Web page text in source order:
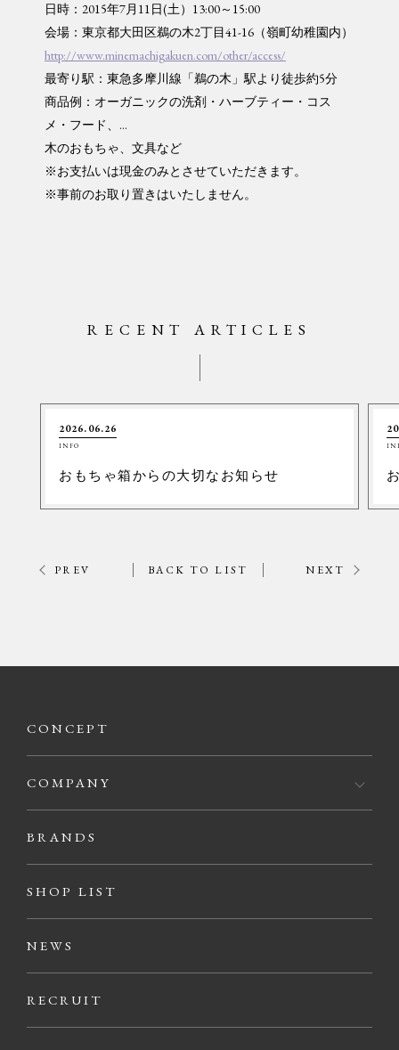
日時：2015年7月11日(土）13:00～15:00
会場：東京都大田区鵜の木2丁目41-16（嶺町幼稚園内）
http://www.minemachigakuen.com/other/access/
最寄り駅：東急多摩川線「鵜の木」駅より徒歩約5分
商品例：オーガニックの洗剤・ハーブティー・コス
メ・フード、 …
木のおもちゃ、文具など
※お支払いは現金のみとさせていただきます。
※事前のお取り置きはいたしません。
RECENT ARTICLES
2026.06.26
INFO
おもちゃ箱からの大切なお知らせ
PREV BACK TO LIST NEXT
CONCEPT
COMPANY
BRANDS
SHOP LIST
NEWS
RECRUIT